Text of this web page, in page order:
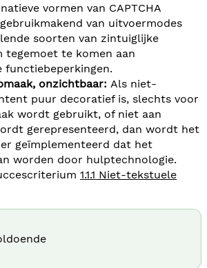
vormen van CAPTCHA
van uitvoermodes
soorten van zintuiglijke
tegemoet te komen aan
functiebeperkingen.
onzichtbaar: Als niet-
puur decoratief is, slechts voor
wordt gebruikt, of niet aan
gerepresenteerd, dan wordt het
geïmplementeerd dat het
worden door hulptechnologie.
1.1.1 Niet-tekstuele